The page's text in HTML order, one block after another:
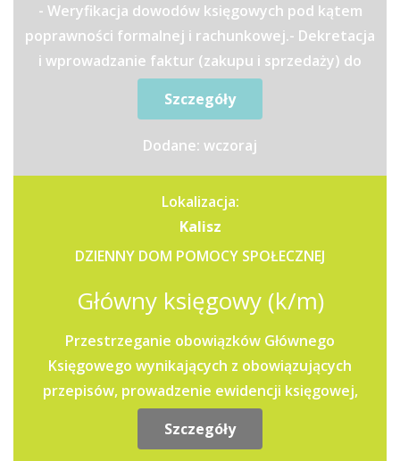
- Weryfikacja dowodów księgowych pod kątem
poprawności formalnej i rachunkowej.- Dekretacja
i wprowadzanie faktur (zakupu i sprzedaży) do
Szczegóły
Dodane: wczoraj
Lokalizacja:
Kalisz
DZIENNY DOM POMOCY SPOŁECZNEJ
Główny księgowy (k/m)
Przestrzeganie obowiązków Głównego
Księgowego wynikających z obowiązujących
przepisów, prowadzenie ewidencji księgowej,
prowadzenie rozliczeń z...
Szczegóły